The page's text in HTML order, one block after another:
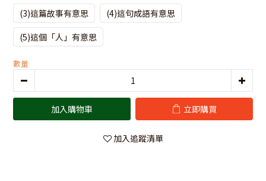
(3)這篇故事有意思
(4)這句成語有意思
(5)這個「人」有意思
數量
加入購物車 立即購買
加入追蹤清單